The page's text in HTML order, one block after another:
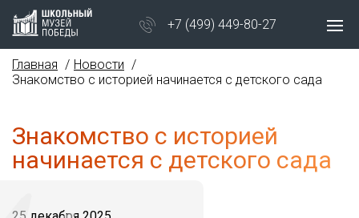
+7 (499) 449-80-27
Главная
Новости
Знакомство с историей начинается с детского сада
Знакомство с историей
начинается с детского сада